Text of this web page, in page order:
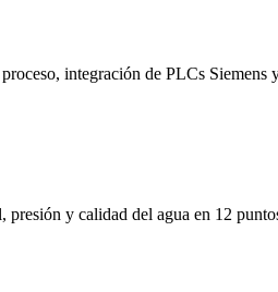
integración de PLCs
y calidad del agua en 12